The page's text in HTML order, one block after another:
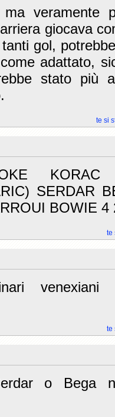
ma veramente
giocava
gol,
adattato,
stato più
te si
KORAC
SERDAR
BOWIE
te
venexiani
te
o Bega